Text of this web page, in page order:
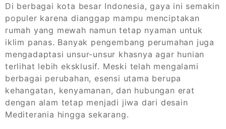
Di berbagai kota besar Indonesia, gaya ini semakin
populer karena dianggap mampu menciptakan
rumah yang mewah namun tetap nyaman untuk
iklim panas. Banyak pengembang perumahan juga
mengadaptasi unsur-unsur khasnya agar hunian
terlihat lebih eksklusif. Meski telah mengalami
berbagai perubahan, esensi utama berupa
kehangatan, kenyamanan, dan hubungan erat
dengan alam tetap menjadi jiwa dari desain
Mediterania hingga sekarang.